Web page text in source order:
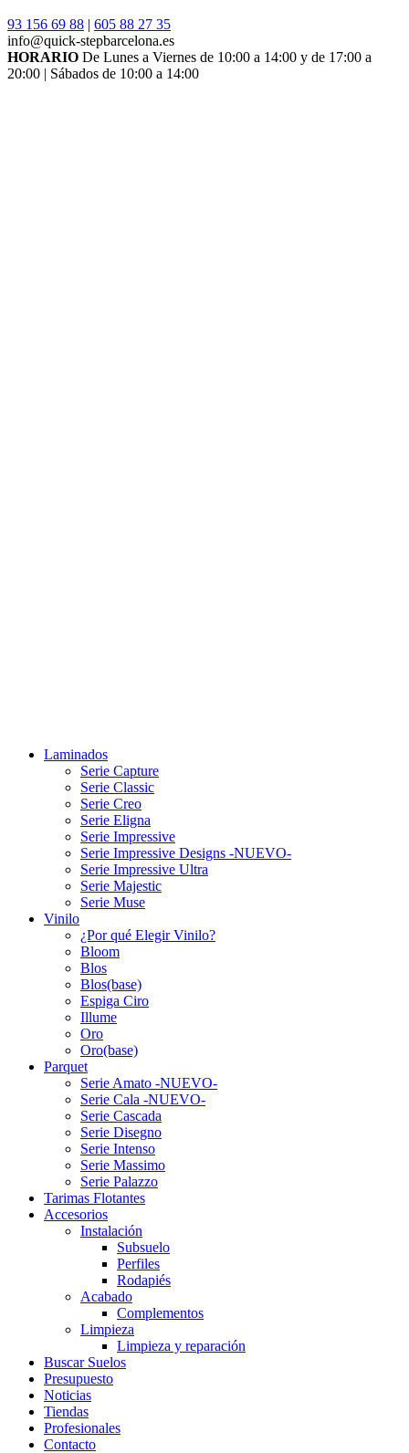
93 156 69 88 | 605 88 27 35
info@quick-stepbarcelona.es
HORARIO De Lunes a Viernes de 10:00 a 14:00 y de 17:00 a
20:00 | Sábados de 10:00 a 14:00
Laminados
Serie Capture
Serie Classic
Serie Creo
Serie Eligna
Serie Impressive
Serie Impressive Designs -NUEVO-
Serie Impressive Ultra
Serie Majestic
Serie Muse
Vinilo
¿Por qué Elegir Vinilo?
Bloom
Blos
Blos(base)
Espiga Ciro
Illume
Oro
Oro(base)
Parquet
Serie Amato -NUEVO-
Serie Cala -NUEVO-
Serie Cascada
Serie Disegno
Serie Intenso
Serie Massimo
Serie Palazzo
Tarimas Flotantes
Accesorios
Instalación
Subsuelo
Perfiles
Rodapiés
Acabado
Complementos
Limpieza
Limpieza y reparación
Buscar Suelos
Presupuesto
Noticias
Tiendas
Profesionales
Contacto